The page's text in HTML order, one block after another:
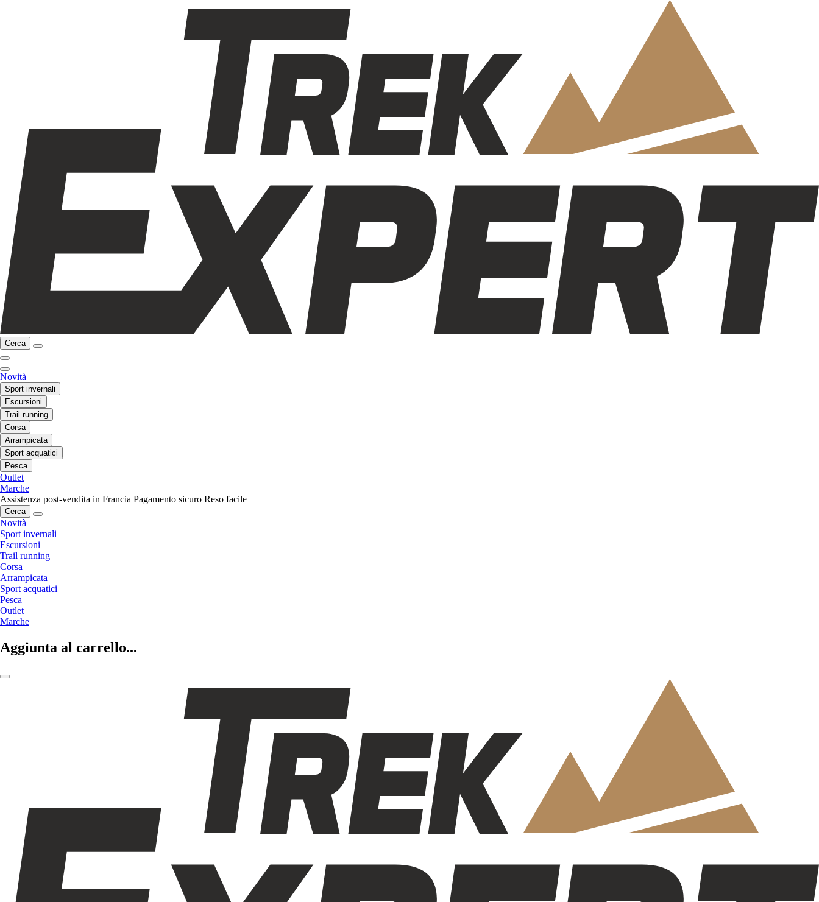
Cerca
Novità
Sport invernali
Escursioni
Trail running
Corsa
Arrampicata
Sport acquatici
Pesca
Outlet
Marche
Assistenza post-vendita in Francia Pagamento sicuro Reso facile
Cerca
Novità
Sport invernali
Escursioni
Trail running
Corsa
Arrampicata
Sport acquatici
Pesca
Outlet
Marche
Aggiunta al carrello...